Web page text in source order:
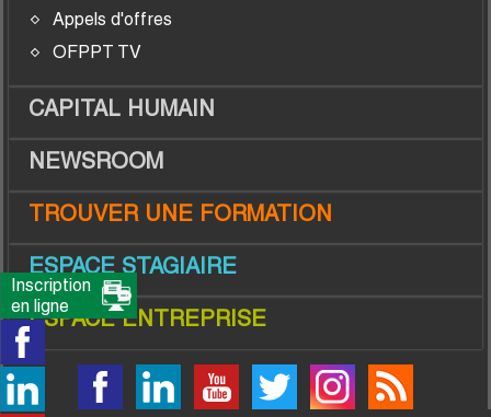
Appels d'offres
OFPPT TV
CAPITAL HUMAIN
NEWSROOM
TROUVER UNE FORMATION
ESPACE STAGIAIRE
ESPACE ENTREPRISE
Inscription
en ligne